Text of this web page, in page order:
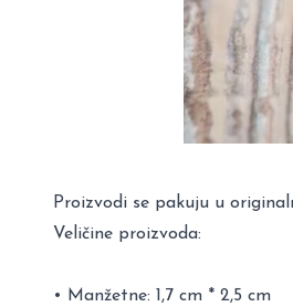
Proizvodi se pakuju u
Veličine proizvoda:
• Manžetne: 1,7 cm * 2,5 cm